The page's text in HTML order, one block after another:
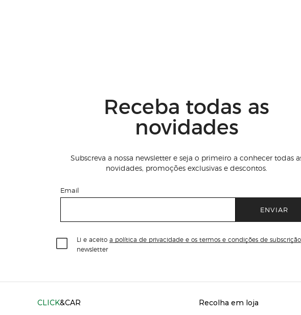
Receba todas as
novidades
Subscreva a nossa newsletter e seja o primeiro a conhecer todas
novidades, promoções exclusivas e descontos.
Email
ENVIAR
Li e aceito a política de privacidade e os termos e condições de subscrição
newsletter
Servicios destacados
CLICK&CAR Recolha em loja